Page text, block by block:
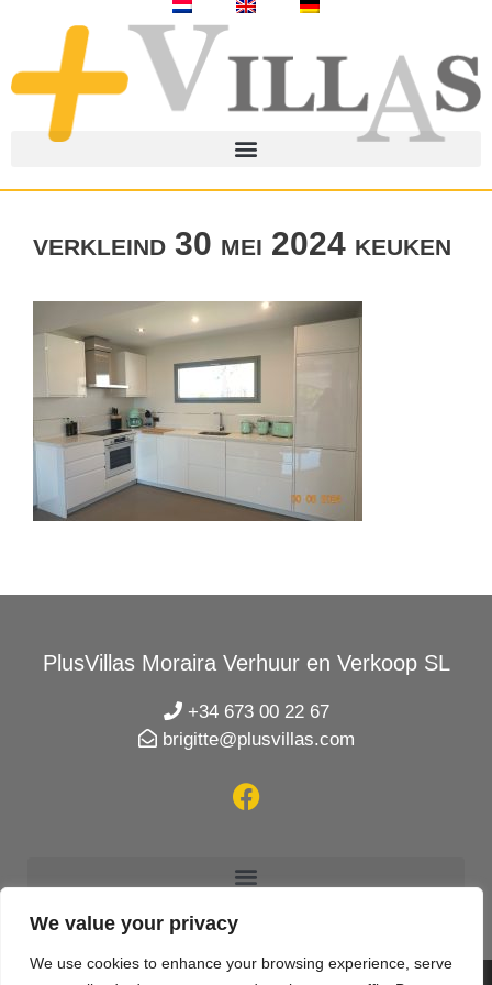
We value your privacy
We use cookies to enhance your browsing experience, serve
verkleind 30 mei 2024 keuken
PlusVillas Moraira Verhuur en Verkoop SL
+34 673 00 22 67
brigitte@plusvillas.com